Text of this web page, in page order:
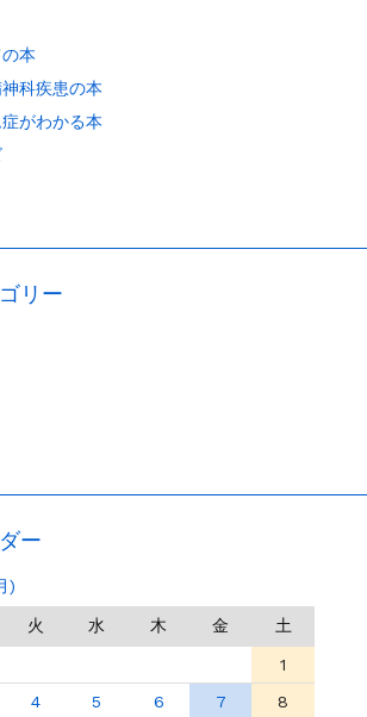
本
科疾患の本
がわかる本
リー
ー
)
火 水 木 金 土
1
4 5 6 7
8